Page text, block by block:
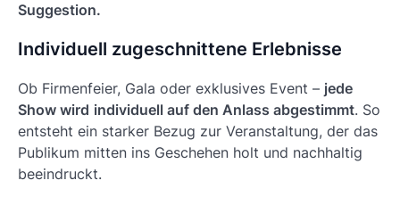
Suggestion.
Individuell zugeschnittene Erlebnisse
Ob Firmenfeier, Gala oder exklusives Event – jede
Show wird individuell auf den Anlass abgestimmt. So
entsteht ein starker Bezug zur Veranstaltung, der das
Publikum mitten ins Geschehen holt und nachhaltig
beeindruckt.